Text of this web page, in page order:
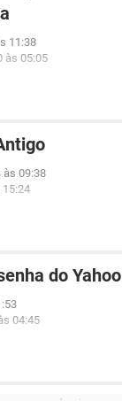
11:38
às 05:05
às 09:38
15:24
do Yahoo
04:45